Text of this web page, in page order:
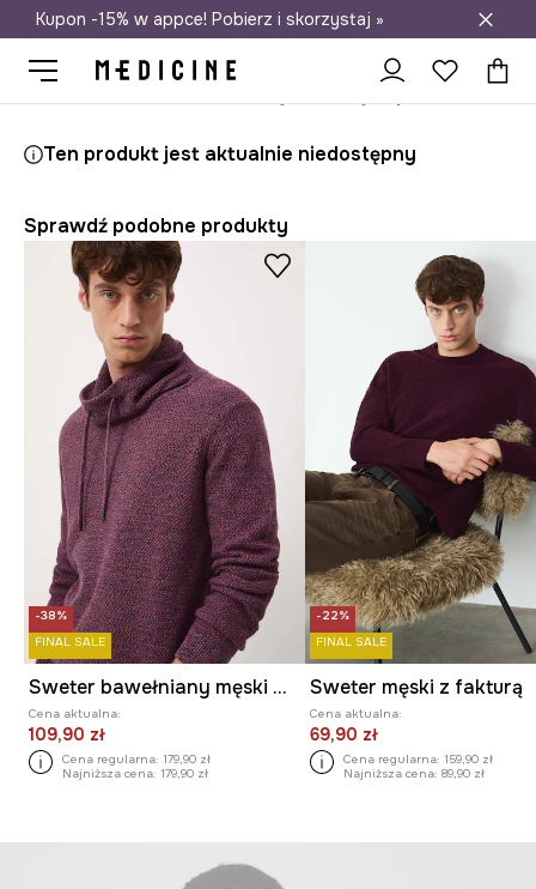
Darmowa dostawa do salonów
Kupon -15% w appce! Pobierz i skorzystaj »
Ten produkt jest aktualnie niedostępny
Sprawdź podobne produkty
-38%
FINAL SALE
Sweter bawełniany męski melanżowy
Cena aktualna:
109,90 zł
Cena regularna: 179,90 zł
Najniższa cena: 179,90 zł
-22%
FINAL SALE
Sweter męski z fakturą
Cena aktualna:
69,90 zł
Cena regularna: 159,90 zł
Najniższa cena: 89,90 zł